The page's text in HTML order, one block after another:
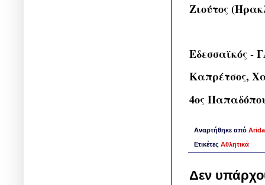
Ζιούτος
Εδεσσαϊκός -
Καπρέτσος,
4ος
Αναρτήθηκε από
Ετικέτες Αθλητικά
Δεν